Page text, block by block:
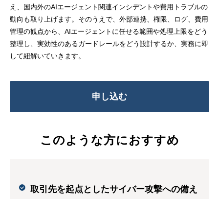
え、国内外のAIエージェント関連インシデントや費用トラブルの
動向も取り上げます。そのうえで、外部連携、権限、ログ、費用
管理の観点から、AIエージェントに任せる範囲や処理上限をどう
整理し、実効性のあるガードレールをどう設計するか、実務に即
して紐解いていきます。
申し込む
このような方におすすめ
取引先を起点としたサイバー攻撃への備え